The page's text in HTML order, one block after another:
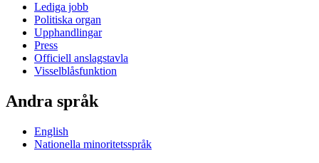
Lediga jobb
Politiska organ
Upphandlingar
Press
Officiell anslagstavla
Visselblåsfunktion
Andra språk
English
Nationella minoritetsspråk